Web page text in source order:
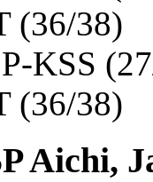
(36/38)
KSS
(36/38)
Aichi,